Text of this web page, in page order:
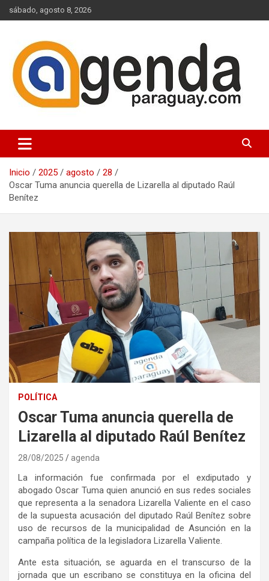
Saltar
al
sábado, agosto 8, 2026
Agenda Paraguay
Inicio 2025 agosto
28
Oscar Tuma anuncia querella de Lizarella al diputado Raúl
Benítez
POLÍTICA
Oscar Tuma anuncia querella de
Lizarella al diputado Raúl Benítez
28/08/2025 agenda
La información fue confirmada por el exdiputado y
abogado Oscar Tuma quien anunció en sus redes sociales
que representa a la senadora Lizarella Valiente en el caso
de la supuesta acusación del diputado Raúl Benítez sobre
uso de recursos de la municipalidad de Asunción en la
campaña política de la legisladora Lizarella Valiente.
Ante esta situación, se aguarda en el transcurso de la
jornada que un escribano se constituya en la oficina del